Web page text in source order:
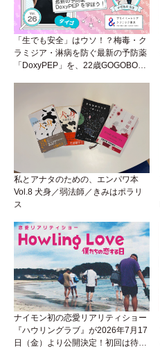
「生でも安全」はウソ！？梅毒・ク
ラミジア・淋病を防ぐ最新の予防薬
「DoxyPEP」を、22歳GOGOBOY
（Vol.26）
私とアナタのための、エンパワ本
Vol.8 犬身／弱法師／きみはポラリ
ス
ナイモン初の恋愛リアリティショー
『ハウリングラブ』が2026年7月17
日（金）より公開決定！初回は待望